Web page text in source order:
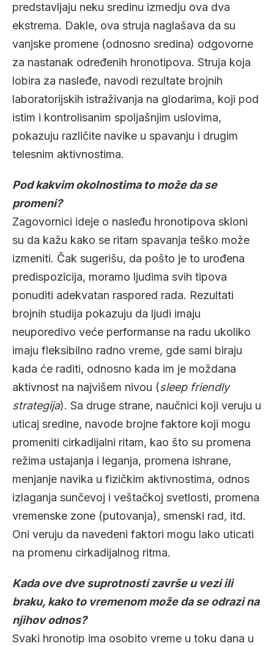
predstavljaju neku sredinu izmedju ova dva
ekstrema. Dakle, ova struja naglašava da su
vanjske promene (odnosno sredina) odgovorne
za nastanak određenih hronotipova. Struja koja
lobira za nasleđe, navodi rezultate brojnih
laboratorijskih istraživanja na glodarima, koji pod
istim i kontrolisanim spoljašnjim uslovima,
pokazuju različite navike u spavanju i drugim
telesnim aktivnostima.
Pod kakvim okolnostima to može da se
promeni?
Zagovornici ideje o nasleđu hronotipova skloni
su da kažu kako se ritam spavanja teško može
izmeniti. Čak sugerišu, da pošto je to urođena
predispozicija, moramo ljudima svih tipova
ponuditi adekvatan raspored rada. Rezultati
brojnih studija pokazuju da ljudi imaju
neuporedivo veće performanse na radu ukoliko
imaju fleksibilno radno vreme, gde sami biraju
kada će raditi, odnosno kada im je moždana
aktivnost na najvišem nivou (sleep friendly
strategija). Sa druge strane, naučnici koji veruju u
uticaj sredine, navode brojne faktore koji mogu
promeniti cirkadijalni ritam, kao što su promena
režima ustajanja i leganja, promena ishrane,
menjanje navika u fizičkim aktivnostima, odnos
izlaganja sunčevoj i veštačkoj svetlosti, promena
vremenske zone (putovanja), smenski rad, itd.
Oni veruju da navedeni faktori mogu lako uticati
na promenu cirkadijalnog ritma.
Kada ove dve suprotnosti završe u vezi ili
braku, kako to vremenom može da se odrazi na
njihov odnos?
Svaki hronotip ima osobito vreme u toku dana u